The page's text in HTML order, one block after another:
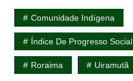
Comunidade Indígena
Índice De Progresso Social
Roraima Uiramutã